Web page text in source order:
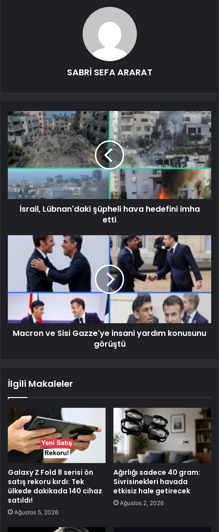
SABRİ SEFA ARARAT
İsrail, Lübnan'daki şüpheli hava hedefini imha
etti
Macron ve Sisi Gazze'ye insani yardım konusunu
görüştü
İlgili Makaleler
Galaxy Z Fold 8 serisi ön
satış rekoru kırdı: Tek
ülkede dakikada 140 cihaz
satıldı!
Ağustos 5, 2026
Ağırlığı sadece 40 gram:
Sivrisinekleri havada
etkisiz hale getirecek
Ağustos 2, 2026